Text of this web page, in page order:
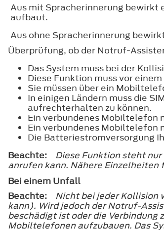
Aus mit Spracherinnerung bewirkt
aufbaut.
Aus ohne Spracherinnerung
Überprüfung, ob der Notruf-
Das System muss bei der
Diese Funktion muss vor
Sie müssen über ein
In einigen Ländern muss die
aufrechterhalten zu können.
Ein verbundenes Mobiltelefon
Ein verbundenes Mobiltelefon
Die Batteriestromversorgung
Beachte:
Diese Funktion steht
anrufen kann. Nähere Einzelheiten
Bei einem Unfall
Beachte:
Nicht bei jeder Kollision
kann). Wird jedoch der Notruf-
beschädigt ist oder die Verbindung
Mobiltelefonen aufzubauen. Das